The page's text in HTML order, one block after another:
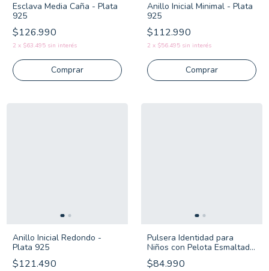
Esclava Media Caña - Plata
925
$126.990
2 x $63.495 sin interés
Comprar
Anillo Inicial Minimal - Plata
925
$112.990
2 x $56.495 sin interés
Comprar
Anillo Inicial Redondo -
Plata 925
$121.490
Pulsera Identidad para
Niños con Pelota Esmaltada
- Plata Italiana 925
$84.990